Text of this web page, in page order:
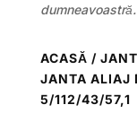
dumneavoastră.
ACASĂ /
JANTA ALIAJ
5/112/43/57,1